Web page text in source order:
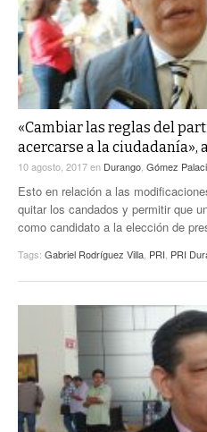
«Cambiar las reglas del
acercarse a la ciudadanía»,
10 agosto, 2017en Durango, Gómez
Esto en relación a las
quitar los candados y permitir que
como candidato a la elección de
Tags: Gabriel Rodríguez Villa, PRI, PRI